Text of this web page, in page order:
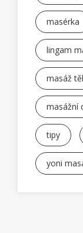
masérka
lingam
masáž
masážní
tipy
yoni